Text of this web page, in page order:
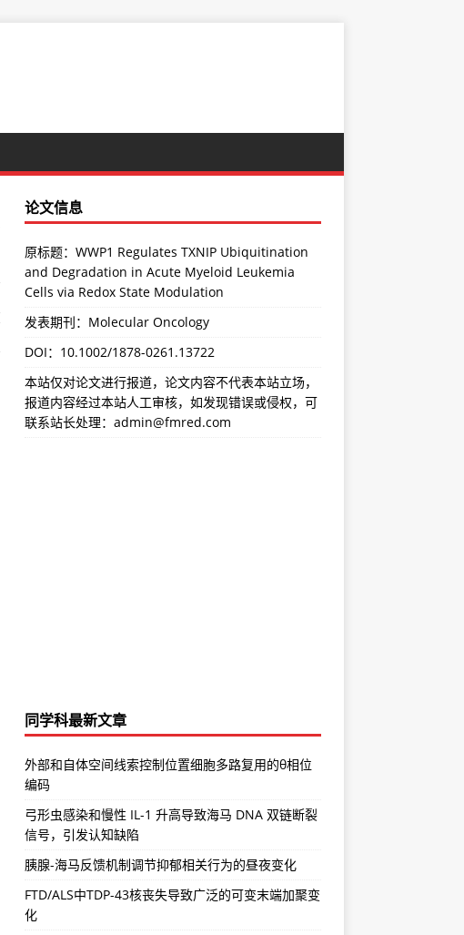
论文信息
原标题：WWP1 Regulates TXNIP Ubiquitination
and Degradation in Acute Myeloid Leukemia
Cells via Redox State Modulation
发表期刊：Molecular Oncology
DOI： 10.1002/1878-0261.13722
本站仅对论文进行报道，论文内容不代表本站立场，
报道内容经过本站人工审核，如发现错误或侵权，可
联系站长处理：admin@fmred.com
同学科最新文章
外部和自体空间线索控制位置细胞多路复用的θ相位
编码
弓形虫感染和慢性 IL-1 升高导致海马 DNA 双链断裂
信号，引发认知缺陷
胰腺-海马反馈机制调节抑郁相关行为的昼夜变化
FTD/ALS中TDP-43核丧失导致广泛的可变末端加聚变
化